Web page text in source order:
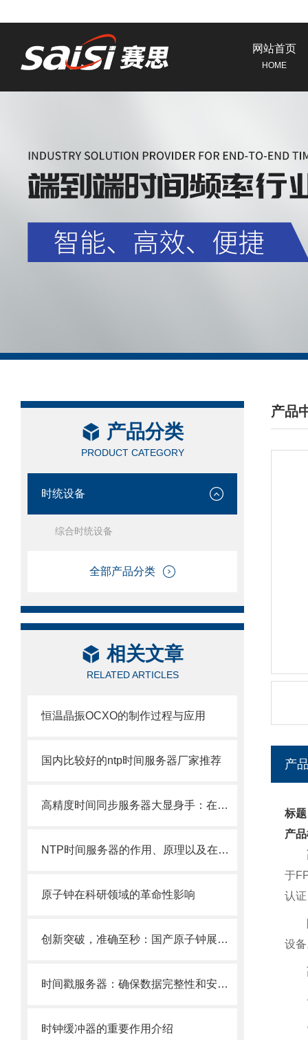
网站首页
HOME
产品分类
PRODUCT CATEGORY
时统设备
综合时统设备
全部产品分类
相关文章
RELATED ARTICLES
恒温晶振OCXO的制作过程与应用
国内比较好的ntp时间服务器厂家推荐
高精度时间同步服务器大显身手：在智能交通、航空航天等领域发挥重要作用！
NTP时间服务器的作用、原理以及在各个领域的应用
原子钟在科研领域的革命性影响
创新突破，准确至秒：国产原子钟展现*实力
时间戳服务器：确保数据完整性和安全性的关键
时钟缓冲器的重要作用介绍
产品
/
产
标
产
于
认
设